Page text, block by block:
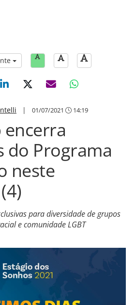
| 01/07/2021 14:19
encerra
do Programa
neste
para diversidade de grupos
e comunidade LGBT